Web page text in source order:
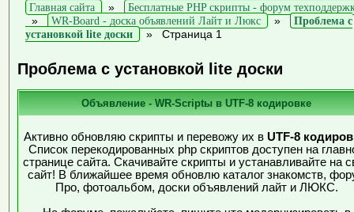
Главная сайта
»
Бесплатные PHP скрипты - форум
»
WR-Board - доска объявлений Лайт и Люкс »
Проблема с
установкой lite доски
» Страница 1
Проблема с установкой lite доски
Объявление - WR-Scriptы в UTF-8 кодировке
Активно обновляю скрипты и перевожу их в UTF-8
Список перекодированных php скриптов доступен на
странице сайта. Скачивайте скрипты и устанавливайте на
сайт! В ближайшее время обновлю каталог знакомств,
Про, фотоальбом, доски объявлений лайт и ЛЮКС.